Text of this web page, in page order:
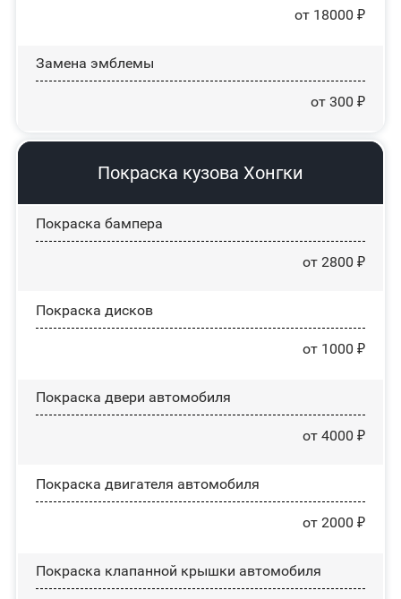
от 18000 ₽
Замена эмблемы
от 300 ₽
Покраска кузова Хонгки
Покраска бампера
от 2800 ₽
Покраска дисков
от 1000 ₽
Покраска двери автомобиля
от 4000 ₽
Покраска двигателя автомобиля
от 2000 ₽
Покраска клапанной крышки автомобиля